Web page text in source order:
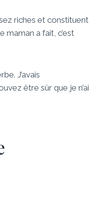
riches et constituent
maman a fait, c’est
J’avais
être sûr que je n’ai